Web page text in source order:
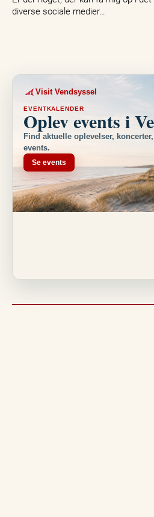
diverse sociale medier…
Visit Vendsyssel
EVENTKALENDER
Oplev events i
Find aktuelle oplevelser,
events.
Se events